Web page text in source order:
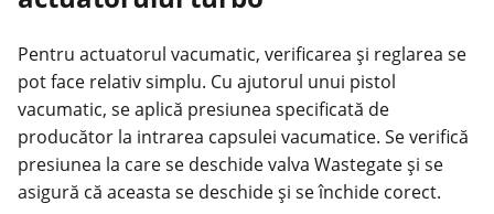
Pentru actuatorul vacumatic, verificarea și reglarea se
pot face relativ simplu. Cu ajutorul unui pistol
vacumatic, se aplică presiunea specificată de
producător la intrarea capsulei vacumatice. Se verifică
presiunea la care se deschide valva Wastegate și se
asigură că aceasta se deschide și se închide corect.